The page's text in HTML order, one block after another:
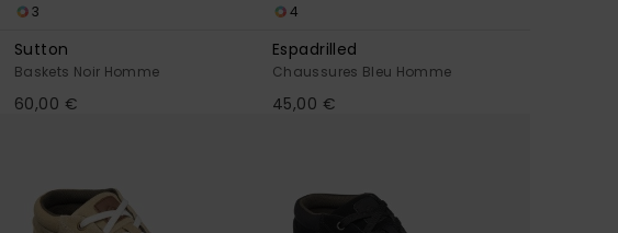
3
Sutton
Baskets Noir Homme
60,00 €
4
Espadrilled
Chaussures Bleu Homme
45,00 €